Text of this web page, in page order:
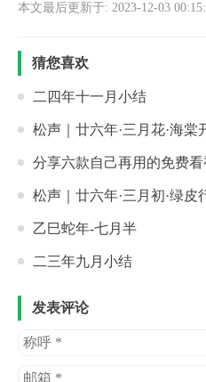
本文最后更新于: 2023-12-03
猜您喜欢
二四年十一月小结
松声｜廿六年·三月花·海棠
分享六款自己再用的免费
松声｜廿六年·三月初·绿皮
乙巳蛇年-七月半
二三年九月小结
发表评论